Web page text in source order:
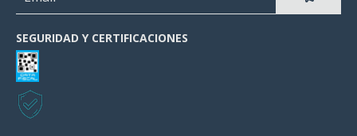
SEGURIDAD Y CERTIFICACIONES